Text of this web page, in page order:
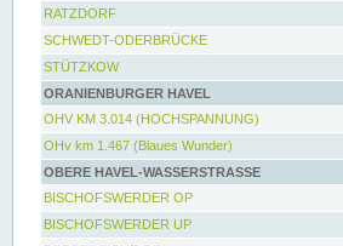
RATZDORF
SCHWEDT-ODERBRÜCKE
STÜTZKOW
ORANIENBURGER HAVEL
OHV KM 3.014 (HOCHSPANNUNG)
OHv km 1.467 (Blaues Wunder)
OBERE HAVEL-WASSERSTRASSE
BISCHOFSWERDER OP
BISCHOFSWERDER UP